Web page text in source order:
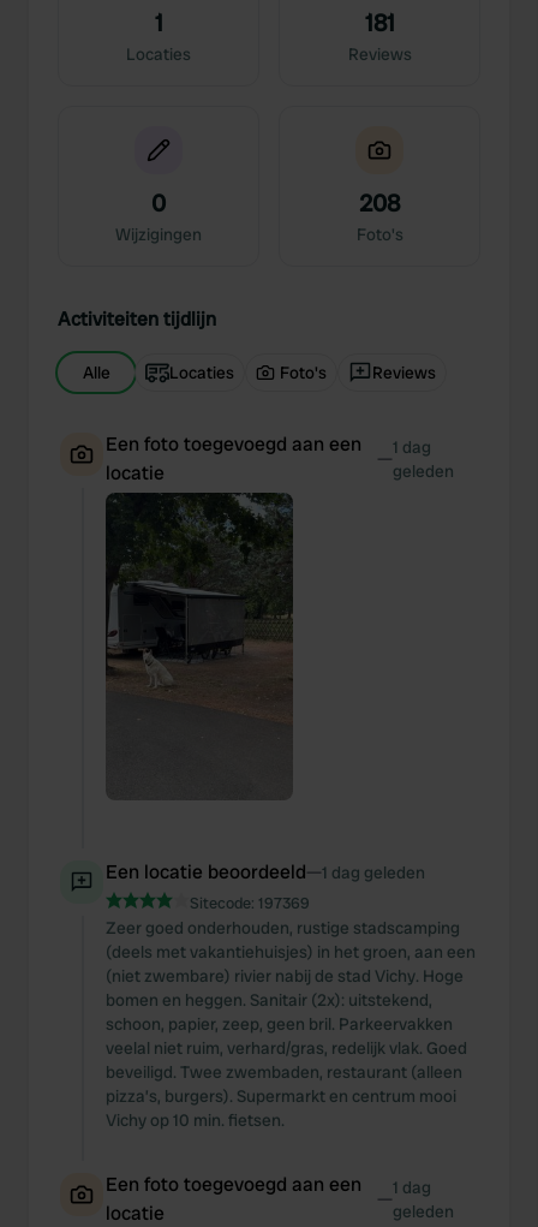
1
Locaties
181
Reviews
0
Wijzigingen
208
Foto's
Activiteiten tijdlijn
Alle Locaties Foto's Reviews
Een foto toegevoegd aan een
locatie
—1 dag
geleden
Een locatie beoordeeld—1 dag geleden
Sitecode: 197369
Zeer goed onderhouden, rustige stadscamping
(deels met vakantiehuisjes) in het groen, aan een
(niet zwembare) rivier nabij de stad Vichy. Hoge
bomen en heggen. Sanitair (2x): uitstekend,
schoon, papier, zeep, geen bril. Parkeervakken
veelal niet ruim, verhard/gras, redelijk vlak. Goed
beveiligd. Twee zwembaden, restaurant (alleen
pizza’s, burgers). Supermarkt en centrum mooi
Vichy op 10 min. fietsen.
Een foto toegevoegd aan een
locatie
—1 dag
geleden